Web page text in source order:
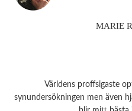
MARIE
Världens proffsigaste
synundersökningen men även